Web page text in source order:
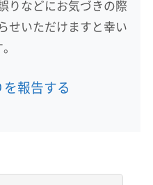
区
札幌市手稲区
札幌市中央区
札幌市東区
幌市豊平区
りなどにお気づきの際
せいただけますと幸い
報告する